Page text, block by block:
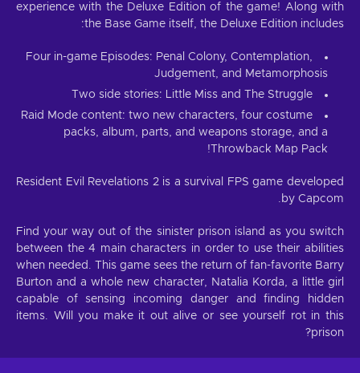
experience with the Deluxe Edition of the game! Along with
the Base Game itself, the Deluxe Edition includes:
Four in-game Episodes: Penal Colony, Contemplation,
Judgement, and Metamorphosis
Two side stories: Little Miss and The Struggle
Raid Mode content: two new characters, four costume
packs, album, parts, and weapons storage, and a
Throwback Map Pack!
Resident Evil Revelations 2 is a survival FPS game developed
by Capcom.
Find your way out of the sinister prison island as you switch
between the 4 main characters in order to use their abilities
when needed. This game sees the return of fan-favorite Barry
Burton and a whole new character, Natalia Korda, a little girl
capable of sensing incoming danger and finding hidden
items. Will you make it out alive or see yourself rot in this
prison?